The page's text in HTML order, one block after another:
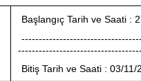
Başlangıç Tarih ve Saati :
Bitiş Tarih ve Saati : 03/11/